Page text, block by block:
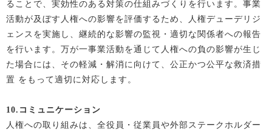
ることで、実効性のある対策の仕組みづくりを行います。事業
活動が及ぼす人権への影響を評価するため、人権デューデリジ
ェンスを実施し、継続的な影響の監視・適切な関係者への報告
を行います。万が一事業活動を通じて人権への負の影響が生じ
た場合には、その軽減・解消に向けて、公正かつ公平な救済措
置 をもって適切に対応します。
10. コミュニケーション
人権への取り組みは、全役員・従業員や外部ステークホルダー